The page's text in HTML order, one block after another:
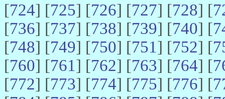
[724] [725] [726] [727] [728] [
[736] [737] [738] [739] [740] [
[748] [749] [750] [751] [752] [
[760] [761] [762] [763] [764] [
[772] [773] [774] [775] [776] [